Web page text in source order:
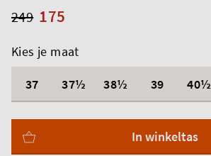
175
249
Kies je maat
37
37½ 38½ 39 40½
In winkeltas